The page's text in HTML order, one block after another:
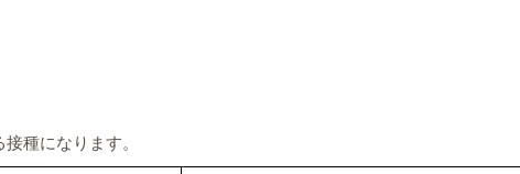
種になります。